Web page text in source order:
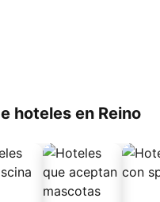
hoteles en Reino